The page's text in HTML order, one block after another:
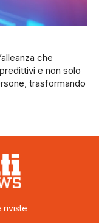
che
e non solo
trasformando
riviste